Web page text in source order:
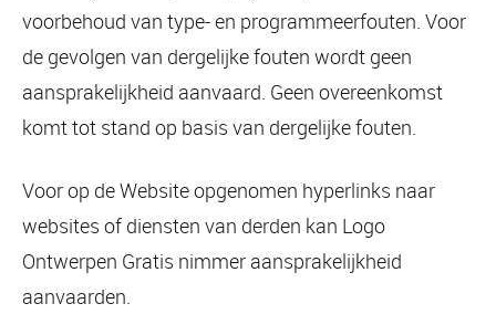
voorbehoud van type- en programmeerfouten. Voor
de gevolgen van dergelijke fouten wordt geen
aansprakelijkheid aanvaard. Geen overeenkomst
komt tot stand op basis van dergelijke fouten.
Voor op de Website opgenomen hyperlinks naar
websites of diensten van derden kan Logo
Ontwerpen Gratis nimmer aansprakelijkheid
aanvaarden.